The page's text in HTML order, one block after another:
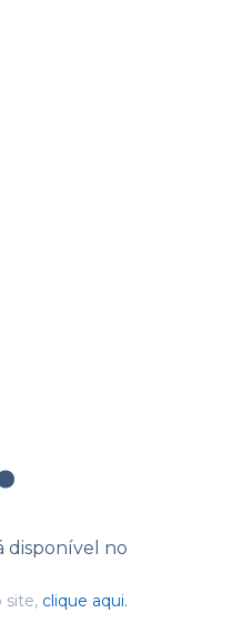
disponível no
site, clique aqui.